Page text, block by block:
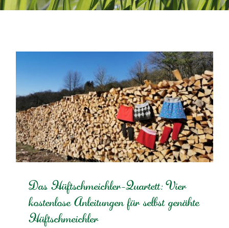
Das Hüftschmeichler-Quartett: Vier
kostenlose Anleitungen für selbst genähte
Hüftschmeichler